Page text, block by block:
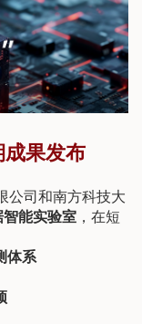
成果发布
司和南方科技大
能实验室 ，在短
体系